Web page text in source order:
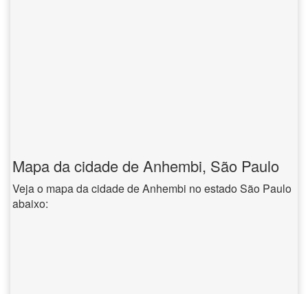
Mapa da cidade de Anhembi, São Paulo
Veja o mapa da cidade de Anhembi no estado São Paulo
abaixo: